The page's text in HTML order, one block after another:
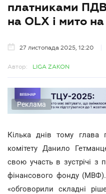
платниками
на OLX і мито
27 листопада 2025, 12:20
Автор: LIGA ZAKON
Реклама
Кілька днів тому глава
комітету Данило
свою участь в зустрічі з
фінансового фонду
«обговорили складні